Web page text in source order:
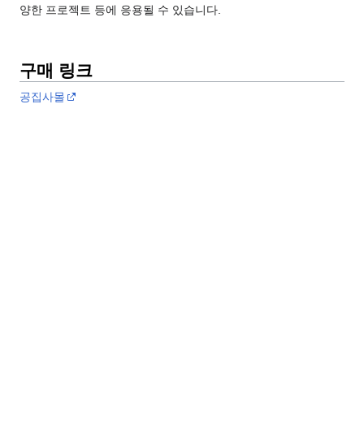
양한 프로젝트 등에 응용될 수 있습니다.
구매 링크
공집사몰